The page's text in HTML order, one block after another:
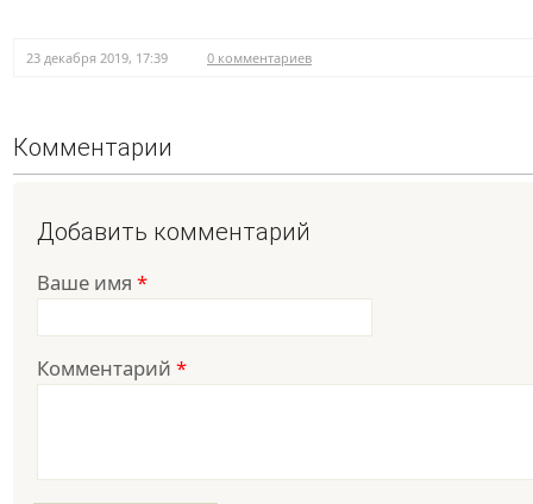
23 декабря 2019, 17:39 0 комментариев
Комментарии
Добавить комментарий
Ваше имя *
Комментарий *